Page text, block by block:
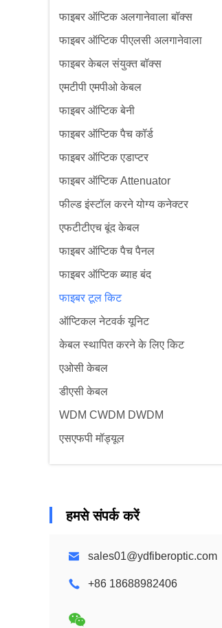
फाइबर ऑप्टिक अलगानेवाला बॉक्स
फाइबर ऑप्टिक पीएलसी अलगानेवाला
फाइबर केबल संयुक्त बॉक्स
एमटीपी एमपीओ केबल
फाइबर ऑप्टिक बेनी
फाइबर ऑप्टिक पैच कॉर्ड
फाइबर ऑप्टिक एडाप्टर
फाइबर ऑप्टिक Attenuator
फील्ड इंस्टॉल करने योग्य कनेक्टर
एफटीटीएच बूंद केबल
फाइबर ऑप्टिक पैच पैनल
फाइबर ऑप्टिक ब्याह बंद
फाइबर टूल किट
ऑप्टिकल नेटवर्क यूनिट
केबल स्थापित करने के लिए किट
एओसी केबल
डीएसी केबल
WDM CWDM DWDM
एसएफपी मॉड्यूल
हमसे संपर्क करें
sales01@ydfiberoptic.com
+86 18688982406